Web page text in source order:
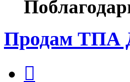
Продам ТПА